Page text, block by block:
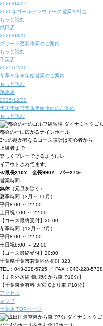
2026/04/07
2026年ゴールデンウィーク営業＆料金
もっと読む
成田店
2026/03/11
グリーン更新作業のご案内
もっと読む
千葉店
2025/12/30
冬季＆年末年始営業のご案内
もっと読む
茂原店
2025/12/30
年末年始営業＆年始企画のご案内
もっと読む
都会の杜に広がるナインホール
3つの趣が異なるコース設計は初心者から
上級者まで
楽しくプレーできるようにレ
イアウトされてます。
≪最長210Y 全長990Y パー27≫
営業時間
無休 （元旦を除く）
夏季時間 （3月～ 11月）
平日8:00 ～ 22:00
土日祝7:00 ～ 22:00
【コース最終受付】20:00
冬季時間 （12月～ 2月）
平日8:00 ～ 22:00
土日祝8:00 ～ 22:00
【コース最終受付】20:00
千葉県千葉市若葉区佐和町 323
TEL：043-228-5725 ／ FAX：043-228-5738
【ＪＲ外房線 鎌取駅 から車で10分】
【千葉東金有料 大宮ICより車で10分】
アクセス
マップ
千葉店 TOPページ